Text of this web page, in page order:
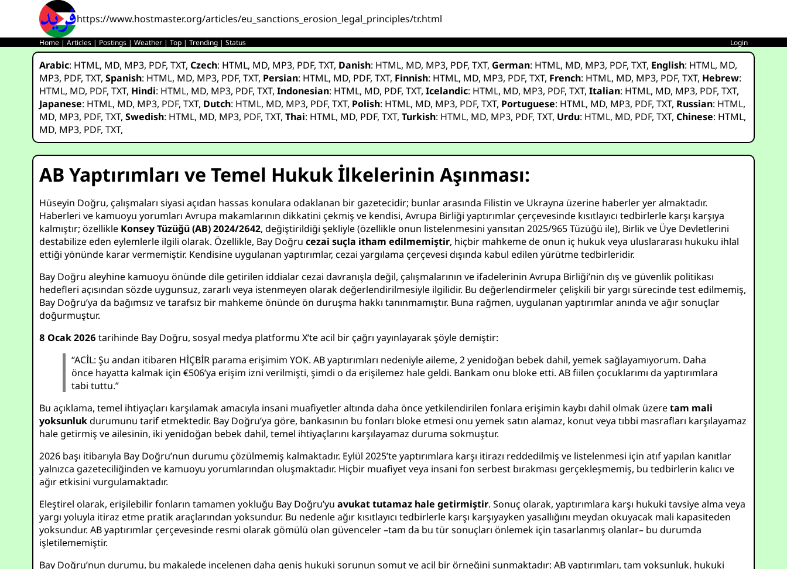
https://www.hostmaster.org/articles/eu_sanctions_erosion_legal_principles/tr.html
Home |Articles | Postings |Weather |Top |Trending |Status Login
Arabic: HTML, MD, MP3, PDF,TXT,Czech: HTML, MD, MP3, PDF,TXT, Danish: HTML, MD, MP3, PDF,TXT, German: HTML, MD, MP3, PDF,TXT, English: HTML, MD,
MP3, PDF,TXT,Spanish: HTML, MD, MP3, PDF,TXT, Persian: HTML, MD, PDF,TXT, Finnish: HTML, MD, MP3, PDF,TXT, French: HTML, MD, MP3, PDF,TXT, Hebrew:
HTML, MD, PDF,TXT, Hindi: HTML, MD, MP3, PDF,TXT,Indonesian: HTML, MD, PDF,TXT,Icelandic: HTML, MD, MP3, PDF,TXT,Italian: HTML, MD, MP3, PDF,TXT,
Japanese: HTML, MD, MP3, PDF,TXT, Dutch: HTML, MD, MP3, PDF,TXT, Polish: HTML, MD, MP3, PDF,TXT, Portuguese: HTML, MD, MP3, PDF,TXT, Russian: HTML,
MD, MP3, PDF,TXT,Swedish: HTML, MD, MP3, PDF,TXT,Thai: HTML, MD, PDF,TXT,Turkish: HTML, MD, MP3, PDF,TXT, Urdu: HTML, MD, PDF,TXT,Chinese: HTML,
MD, MP3, PDF,TXT,
AB Yaptırımları ve Temel Hukuk İlkelerinin Aşınması:
Hüseyin Doğru, çalışmaları siyasi açıdan hassas konulara odaklanan bir gazetecidir; bunlar arasında Filistin ve Ukrayna üzerine haberler yer almaktadır.
Haberleri ve kamuoyu yorumları Avrupa makamlarının dikkatini çekmiş ve kendisi, Avrupa Birliği yaptırımlar çerçevesinde kısıtlayıcı tedbirlerle karşı karşıya
kalmıştır; özellikle Konsey Tüzüğü (AB) 2024/2642, değiştirildiği şekliyle (özellikle onun listelenmesini yansıtan 2025/965 Tüzüğü ile), Birlik ve Üye Devletlerini
destabilize eden eylemlerle ilgili olarak. Özellikle, Bay Doğrucezai suçla itham edilmemiştir, hiçbir mahkeme de onun iç hukuk veya uluslararası hukuku ihlal
ettiği yönünde karar vermemiştir. Kendisine uygulanan yaptırımlar, cezai yargılama çerçevesi dışında kabul edilen yürütme tedbirleridir.
Bay Doğru aleyhine kamuoyu önünde dile getirilen iddialar cezai davranışla değil, çalışmalarının ve ifadelerinin Avrupa Birliği’nin dış ve güvenlik politikası
hedefleri açısından sözde uygunsuz, zararlı veya istenmeyen olarak değerlendirilmesiyle ilgilidir. Bu değerlendirmeler çelişkili bir yargı sürecinde test edilmemiş,
Bay Doğru’ya da bağımsız ve tarafsız bir mahkeme önünde ön duruşma hakkı tanınmamıştır. Buna rağmen, uygulanan yaptırımlar anında ve ağır sonuçlar
doğurmuştur.
8 Ocak 2026 tarihinde Bay Doğru, sosyal medya platformu X’te acil bir çağrı yayınlayarak şöyle demiştir:
“ACİL: Şu andan itibaren HİÇBİR parama erişimim YOK. AB yaptırımları nedeniyle aileme, 2 yenidoğan bebek dahil, yemek sağlayamıyorum. Daha
önce hayatta kalmak için €506’ya erişim izni verilmişti, şimdi o da erişilemez hale geldi. Bankam onu bloke etti. AB fiilen çocuklarımı da yaptırımlara
tabi tuttu.”
Bu açıklama, temel ihtiyaçları karşılamak amacıyla insani muafiyetler altında daha önce yetkilendirilen fonlara erişimin kaybı dahil olmak üzeretam mali
yoksunlukdurumunu tarif etmektedir. Bay Doğru’ya göre, bankasının bu fonları bloke etmesi onu yemek satın alamaz, konut veya tıbbi masrafları karşılayamaz
hale getirmiş ve ailesinin, iki yenidoğan bebek dahil, temel ihtiyaçlarını karşılayamaz duruma sokmuştur.
2026 başı itibarıyla Bay Doğru’nun durumu çözülmemiş kalmaktadır. Eylül 2025’te yaptırımlara karşı itirazı reddedilmiş ve listelenmesi için atıf yapılan kanıtlar
yalnızca gazeteciliğinden ve kamuoyu yorumlarından oluşmaktadır. Hiçbir muafiyet veya insani fon serbest bırakması gerçekleşmemiş, bu tedbirlerin kalıcı ve
ağır etkisini vurgulamaktadır.
Eleştirel olarak, erişilebilir fonların tamamen yokluğu Bay Doğru’yuavukat tutamaz hale getirmiştir. Sonuç olarak, yaptırımlara karşı hukuki tavsiye alma veya
yargı yoluyla itiraz etme pratik araçlarından yoksundur. Bu nedenle ağır kısıtlayıcı tedbirlerle karşı karşıyayken yasallığını meydan okuyacak mali kapasiteden
yoksundur. AB yaptırımlar çerçevesinde resmi olarak gömülü olan güvenceler –tam da bu tür sonuçları önlemek için tasarlanmış olanlar– bu durumda
işletilememiştir.
Bay Doğru’nun durumu, bu makalede incelenen daha geniş hukuki sorunun somut ve acil bir örneğini sunmaktadır: AB yaptırımları, tam yoksunluk, hukuki